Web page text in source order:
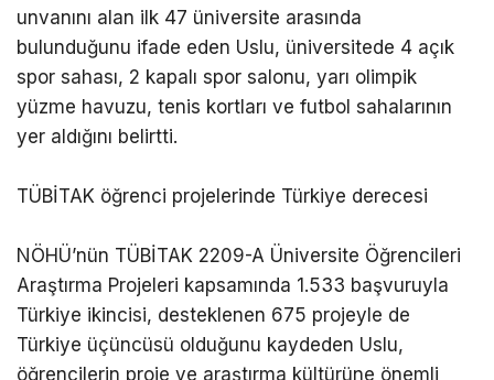
unvanını alan ilk 47 üniversite arasında
bulunduğunu ifade eden Uslu, üniversitede 4 açık
spor sahası, 2 kapalı spor salonu, yarı olimpik
yüzme havuzu, tenis kortları ve futbol sahalarının
yer aldığını belirtti.
TÜBİTAK öğrenci projelerinde Türkiye derecesi
NÖHÜ’nün TÜBİTAK 2209-A Üniversite Öğrencileri
Araştırma Projeleri kapsamında 1.533 başvuruyla
Türkiye ikincisi, desteklenen 675 projeyle de
Türkiye üçüncüsü olduğunu kaydeden Uslu,
öğrencilerin proje ve araştırma kültürüne önemli